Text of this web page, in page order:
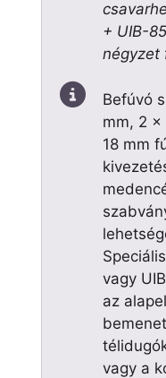
+ UIB-
négyzet
Befúvó
mm, 2 x
18 mm
vagy
az
vagy a